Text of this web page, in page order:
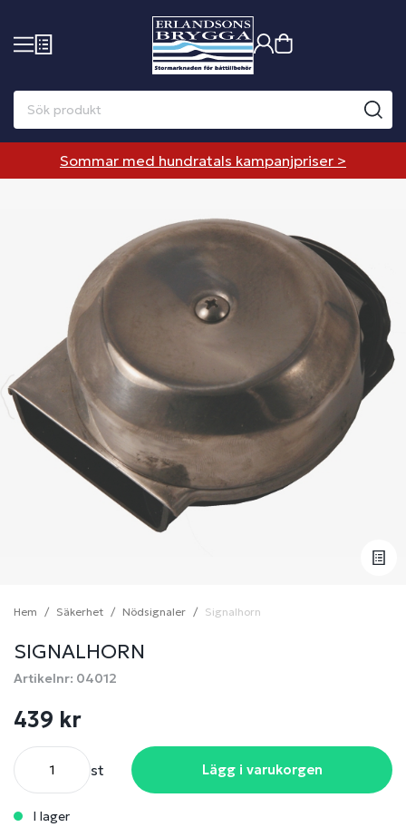
Sommar med hundratals kampanjpriser >
Hem Säkerhet Nödsignaler Signalhorn
SIGNALHORN
Artikelnr: 04012
439 kr
st Lägg i varukorgen
i lager